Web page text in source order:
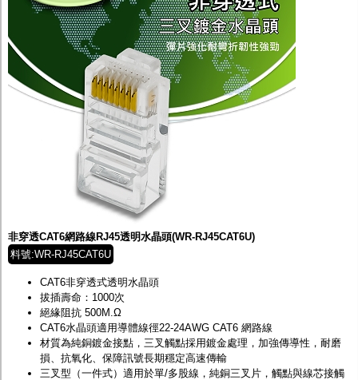
非穿透CAT6網路線RJ45透明水晶頭(WR-RJ45CAT6U)
料號:WR-RJ45CAT6U
CAT6非穿透式透明水晶頭
拔插壽命：1000次
絕緣阻抗 500M.Ω
CAT6水晶頭適用導體線徑22-24AWG CAT6 網路線
材質為純銅鍍金接點，三叉觸點採用鍍金處理，加強傳導性，耐磨
損、抗氧化、保障訊號長期穩定高速傳輸
三叉型（一件式）適用於單/多股線，純銅三叉片，觸點與線芯接觸